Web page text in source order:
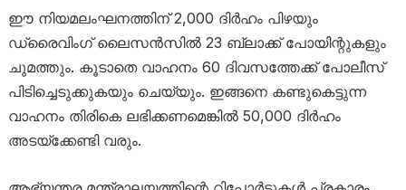
ഈ നിയമലംഘനത്തിന് 2,000 ദിർഹം പിഴയും
ഡ്രൈവിംഗ് ലൈസൻസിൽ 23 ബ്ലാക്ക് പോയിന്റുകളും
ചുമത്തും. കൂടാതെ വാഹനം 60 ദിവസത്തേക്ക് പോലീസ്
പിടിച്ചെടുക്കുകയും ചെയ്യും. ഇങ്ങനെ കണ്ടുകെട്ടുന്ന
വാഹനം തിരികെ ലഭിക്കണമെങ്കിൽ 50,000 ദിർഹം
അടയ്ക്കേണ്ടി വരും.